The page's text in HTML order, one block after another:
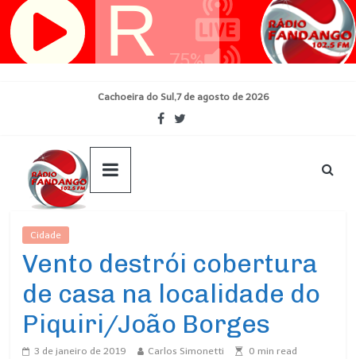
Pular
para
Cachoeira do Sul,7 de agosto de 2026
Cidade
Vento destrói cobertura
de casa na localidade do
Piquiri/João Borges
3 de janeiro de 2019 Carlos Simonetti 0 min read